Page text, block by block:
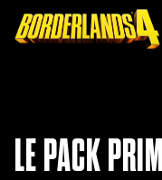
LE PACK